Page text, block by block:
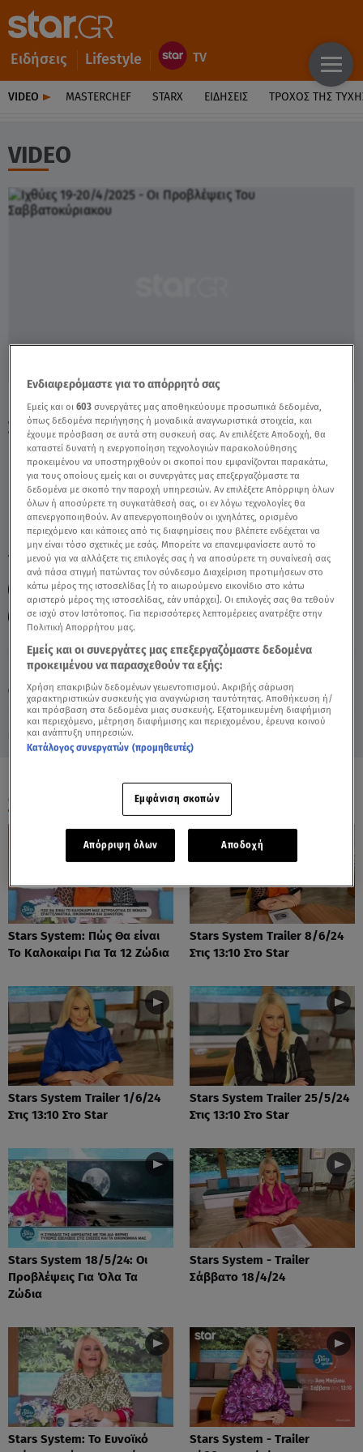
Ειδήσεις Lifestyle
VIDEO MASTERCHEF STARX ΕΙΔΉΣΕΙΣ ΤΡΟΧΌΣ ΤΗΣ
VIDEO
Κυριακή 9 Αυγούστου 2026
20.04.25, 13:30 ΖΩΔΙΑ
Ιχθύες 19-20/4/2025 - Οι Προβλέψεις Του
Σαββατοκύριακου - Video
TAGS: ΙΧΘΥΣ ΙΧΘΥΕΣ ΖΩΔΙΑ ΖΩΔΙΑ ΣΗΜΕΡΑ
ΑΣΗ ΜΠΗΛΙΟΥ
ΖΩΔΙΑ ΑΣΗ ΜΠΗΛΙΟΥ
ΑΣΤΡΟΛΟΓΙΚΕΣ ΠΡΟΒΛΕΨΕΙΣ
ΗΜΕΡΗΣΙΕΣ ΠΡΟΒΛΕΨΕΙΣ
ΟΛΑ ΤΑ ΒΙΝΤΕΟ
Stars System: Πώς Θα είναι
Το Καλοκαίρι Για Τα 12 Ζώδια
Stars System Trailer 8/6/24
Στις 13:10 Στο Star
Stars System Trailer 1/6/24
Στις 13:10 Στο Star
Stars System Trailer 25/5/24
Στις 13:10 Στο Star
Stars System 18/5/24: Οι
Προβλέψεις Για Όλα Τα
Ζώδια
Stars System - Trailer
Σάββατο 18/4/24
Stars System: Το Ευνοϊκό
Stars System - Trailer
Ενδιαφερόμαστε για το απόρρητό σας
Εμείς και οι603 συνεργάτες μας αποθηκεύουμε προσωπικά δεδομένα,
όπως δεδομένα περιήγησης ή μοναδικά αναγνωριστικά στοιχεία, και
έχουμε πρόσβαση σε αυτά στη συσκευή σας. Αν επιλέξετε Αποδοχή, θα
καταστεί δυνατή η ενεργοποίηση τεχνολογιών παρακολούθησης
προκειμένου να υποστηριχθούν οι σκοποί που εμφανίζονται παρακάτω,
για τους οποίους εμείς και οι συνεργάτες μας επεξεργαζόμαστε τα
δεδομένα με σκοπό την παροχή υπηρεσιών. Αν επιλέξετε Απόρριψη όλων
όλων ή αποσύρετε τη συγκατάθεσή σας, οι εν λόγω τεχνολογίες θα
απενεργοποιηθούν. Αν απενεργοποιηθούν οι ιχνηλάτες, ορισμένο
περιεχόμενο και κάποιες από τις διαφημίσεις που βλέπετε ενδέχεται να
μην είναι τόσο σχετικές με εσάς. Μπορείτε να επανεμφανίσετε αυτό το
μενού για να αλλάξετε τις επιλογές σας ή να αποσύρετε τη συναίνεσή σας
ανά πάσα στιγμή πατώντας τον σύνδεσμο Διαχείριση προτιμήσεων στο
κάτω μέρος της ιστοσελίδας [ή το αιωρούμενο εικονίδιο στο κάτω
αριστερό μέρος της ιστοσελίδας, εάν υπάρχει]. Οι επιλογές σας θα τεθούν
σε ισχύ στον Ιστότοπος. Για περισσότερες λεπτομέρειες ανατρέξτε στην
Πολιτική Απορρήτου μας.
Εμείς και οι συνεργάτες μας επεξεργαζόμαστε δεδομένα
προκειμένου να παρασχεθούν τα εξής:
Χρήση επακριβών δεδομένων γεωεντοπισμού. Ακριβής σάρωση
χαρακτηριστικών συσκευής για αναγνώριση ταυτότητας. Αποθήκευση ή/
και πρόσβαση στα δεδομένα μιας συσκευής. Εξατομικευμένη διαφήμιση
και περιεχόμενο, μέτρηση διαφήμισης και περιεχομένου, έρευνα κοινού
και ανάπτυξη υπηρεσιών.
Κατάλογος συνεργατών (προμηθευτές)
Εμφάνιση σκοπών
Απόρριψη όλων Αποδοχή